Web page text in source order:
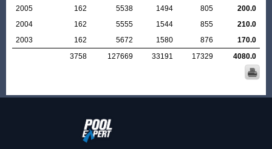
2005
162 5538 1494 805
200.0
2004
162 5555 1544 855
210.0
2003
162 5672 1580 876
170.0
3758
127669 33191 17329 4080.0